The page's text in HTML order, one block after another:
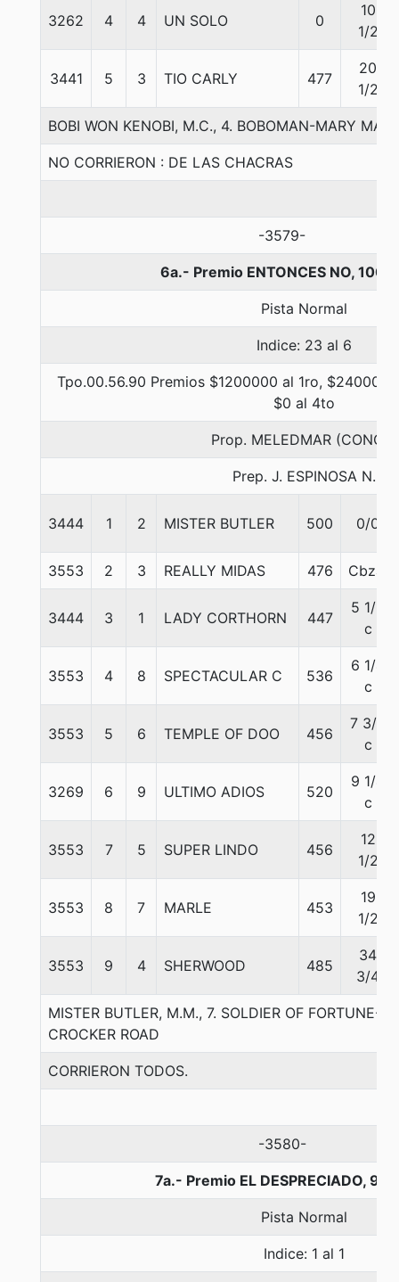
3262 4 4 UN SOLO 0
10
1/2
3441 5 3 TIO CARLY 477
20
1/2
BOBI WON KENOBI, M.C., 4. BOBOMAN-MARY
NO CORRIERON : DE LAS CHACRAS
-3579-
6a.- Premio ENTONCES NO,
Pista Normal
Indice: 23 al 6
Tpo.00.56.90 Premios $1200000 al 1ro, $240000
$0 al 4to
Prop. MELEDMAR (CONCE)
Prep. J. ESPINOSA N.
3444 1 2 MISTER BUTLER 500 0/0
3553 2 3 REALLY MIDAS 476 Cbza.
3444 3 1 LADY CORTHORN 447
5 1/2
c
3553 4 8 SPECTACULAR C 536
6 1/4
c
3553 5 6 TEMPLE OF DOO 456
7 3/4
c
3269 6 9 ULTIMO ADIOS 520
9 1/4
c
3553 7 5 SUPER LINDO 456
12
1/2
3553 8 7 MARLE 453
19
1/2
3553 9 4 SHERWOOD 485
34
3/4
MISTER BUTLER, M.M., 7. SOLDIER OF FORTUNE-
CROCKER ROAD
CORRIERON TODOS.
-3580-
7a.- Premio EL DESPRECIADO,
Pista Normal
Indice: 1 al 1